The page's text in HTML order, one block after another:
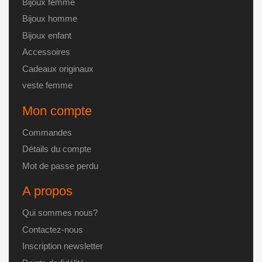
Bijoux homme
Bijoux enfant
Accessoires
Cadeaux originaux
veste femme
Mon compte
Commandes
Détails du compte
Mot de passe perdu
A propos
Qui sommes nous?
Contactez-nous
Inscription newsletter